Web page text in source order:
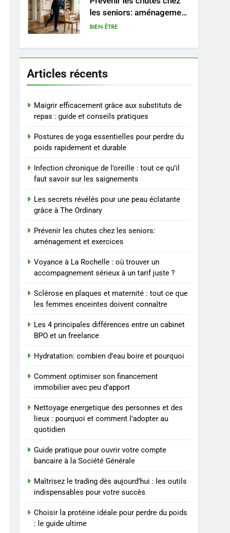
les seniors: aménagement
et exercices
BIEN ÊTRE
6
Voyance à La Rochelle : où
trouver un
BIEN ÊTRE
7
Sclérose en plaques et
femmes enceintes doivent
connaître
SANTÉ
Les 4 principales
différences entre un
cabinet BPO et un
freelance
ENTREPRISE
Maigrir efficacement
grâce aux substituts de
pratiques
2
essentielles pour perdre
du poids rapidement et
durable
3
Infection chronique de
l’oreille : tout ce qu’il faut
saignements
4
une peau éclatante grâce
à The Ordinary
SANTÉ
Prévenir les chutes chez
les seniors: aménagement
et exercices
BIEN ÊTRE
Voyance à La Rochelle : où
Articles récents
Maigrir efficacement grâce aux substituts de
repas : guide et conseils pratiques
Postures de yoga essentielles pour perdre du
poids rapidement et durable
Infection chronique de l’oreille : tout ce qu’il
faut savoir sur les saignements
Les secrets révélés pour une peau éclatante
grâce à The Ordinary
Prévenir les chutes chez les seniors:
aménagement et exercices
Voyance à La Rochelle : où trouver un
accompagnement sérieux à un tarif juste ?
Sclérose en plaques et maternité : tout ce que
les femmes enceintes doivent connaître
Les 4 principales différences entre un cabinet
BPO et un freelance
Hydratation: combien d’eau boire et pourquoi
Comment optimiser son financement
immobilier avec peu d’apport
Nettoyage energetique des personnes et des
lieux : pourquoi et comment l’adopter au
quotidien
Guide pratique pour ouvrir votre compte
bancaire à la Société Générale
Maîtrisez le trading dès aujourd’hui : les outils
indispensables pour votre succès
Choisir la protéine idéale pour perdre du poids
: le guide ultime